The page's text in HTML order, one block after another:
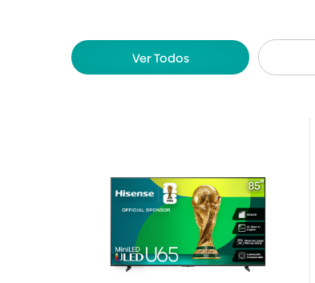
Ver Todos